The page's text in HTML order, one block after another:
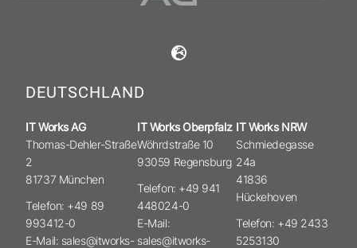
DEUTSCHLAND
IT Works AG
Thomas-Dehler-Straße
2
81737 München
Telefon: +49 89
993412-0
E-Mail: sales@itworks-
IT Works Oberpfalz
Wöhrdstraße 10
93059 Regensburg
Telefon: +49 941
448024-0
E-Mail:
sales@itworks-
IT Works NRW
Schmiedegasse
24a
41836
Hückehoven
Telefon: +49 2433
5253130